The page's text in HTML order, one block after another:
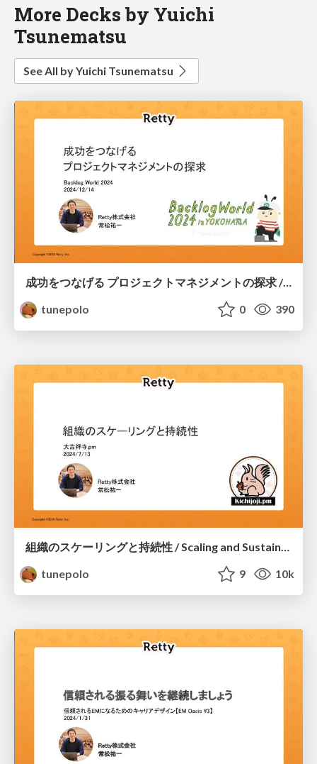
More Decks by Yuichi
Tsunematsu
See All by Yuichi Tsunematsu
成功をつなげる プロジェクトマネジメントの探求 / Exploring Project Management to Continuous Success
tunepolo
0 390
tunepolo
9 10k